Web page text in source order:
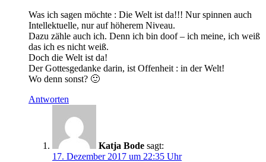
Was ich sagen möchte : Die Welt ist da!!! Nur spinnen auch
Intellektuelle, nur auf höherem Niveau.
Dazu zähle auch ich. Denn ich bin doof – ich meine, ich weiß
das ich es nicht weiß.
Doch die Welt ist da!
Der Gottesgedanke darin, ist Offenheit : in der Welt!
Wo denn sonst? 🙂
Antworten
Katja Bode sagt:
17. Dezember 2017 um 22:35 Uhr